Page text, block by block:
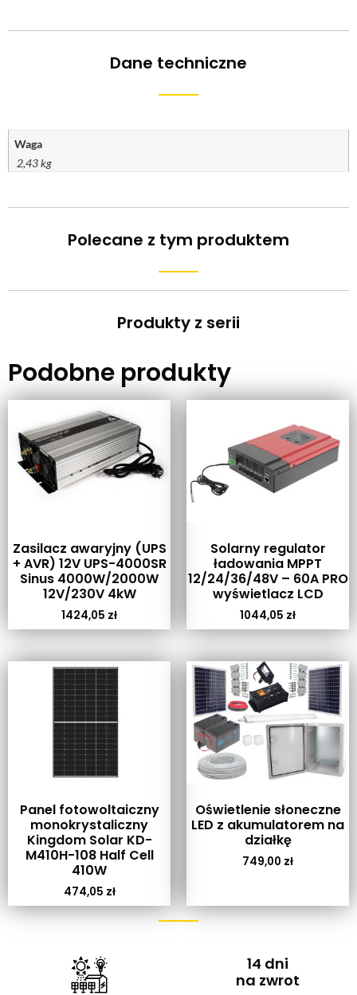
Dane techniczne
Waga
2,43 kg
Polecane z tym produktem
Produkty z serii
Podobne produkty
Zasilacz awaryjny (UPS
+ AVR) 12V UPS-4000SR
Sinus 4000W/2000W
12V/230V 4kW
1424,05 zł
Solarny regulator
ładowania MPPT
12/24/36/48V – 60A PRO
wyświetlacz LCD
1044,05 zł
Panel fotowoltaiczny
monokrystaliczny
Kingdom Solar KD-
M410H-108 Half Cell
410W
474,05 zł
Oświetlenie słoneczne
LED z akumulatorem na
działkę
749,00 zł
14 dni
na zwrot